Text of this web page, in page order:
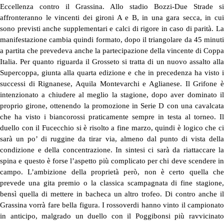
Eccellenza contro il Grassina. Allo stadio Bozzi-Due Strade si
affronteranno le vincenti dei gironi A e B, in una gara secca, in cui
sono previsti anche supplementari e calci di rigore in caso di parità. La
manifestazione cambia quindi formato, dopo il triangolare da 45 minuti
a partita che prevedeva anche la partecipazione della vincente di Coppa
Italia. Per quanto riguarda il Grosseto si tratta di un nuovo assalto alla
Supercoppa, giunta alla quarta edizione e che in precedenza ha visto i
successi di Rignanese, Aquila Montevarchi e Aglianese. Il Grifone è
intenzionato a chiudere al meglio la stagione, dopo aver dominato il
proprio girone, ottenendo la promozione in Serie D con una cavalcata
che ha visto i biancorossi praticamente sempre in testa al torneo. Il
duello con il Fucecchio si è risolto a fine marzo, quindi è logico che ci
sarà un po’ di ruggine da tirar via, almeno dal punto di vista della
condizione e della concentrazione. In sintesi ci sarà da riattaccare la
spina e questo è forse l’aspetto più complicato per chi deve scendere in
campo. L’ambizione della proprietà però, non è certo quella che
prevede una gita premio o la classica scampagnata di fine stagione,
bensì quella di mettere in bacheca un altro trofeo. Di contro anche il
Grassina vorrà fare bella figura. I rossoverdi hanno vinto il campionato
in anticipo, malgrado un duello con il Poggibonsi più ravvicinato